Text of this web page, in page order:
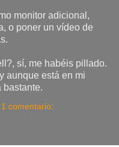
monitor adicional,
o poner un vídeo de
sí, me habéis pillado.
aunque está en mi
bastante.
1 comentario: